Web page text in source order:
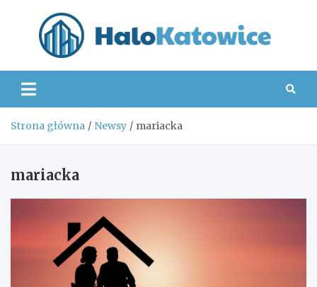
Strona główna Newsy mariacka
mariacka